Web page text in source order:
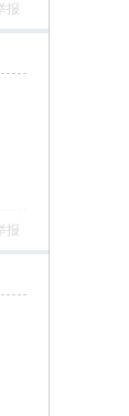
报
报